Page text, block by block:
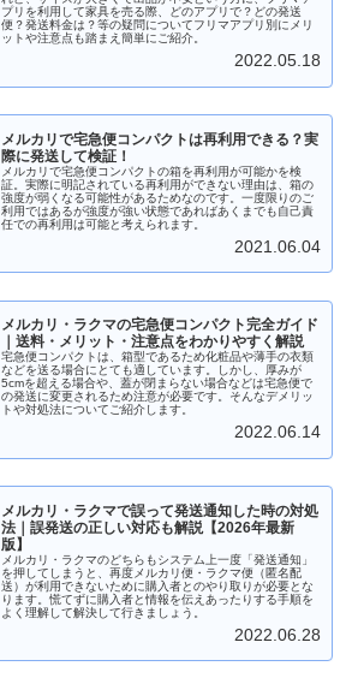
プリを利用して家具を売る際、どのアプリで？どの発送
便？発送料金は？等の疑問についてフリマアプリ別にメリ
ットや注意点も踏まえ簡単にご紹介。
2022.05.18
メルカリで宅急便コンパクトは再利用できる？実
際に発送して検証！
メルカリで宅急便コンパクトの箱を再利用が可能かを検
証。実際に明記されている再利用ができない理由は、箱の
強度が弱くなる可能性があるためなのです。一度限りのご
利用ではあるが強度が強い状態であればあくまでも自己責
任での再利用は可能と考えられます。
2021.06.04
メルカリ・ラクマの宅急便コンパクト完全ガイド
｜送料・メリット・注意点をわかりやすく解説
宅急便コンパクトは、箱型であるため化粧品や薄手の衣類
などを送る場合にとても適しています。しかし、厚みが
5cmを超える場合や、蓋が閉まらない場合などは宅急便で
の発送に変更されるため注意が必要です。そんなデメリッ
トや対処法についてご紹介します。
2022.06.14
メルカリ・ラクマで誤って発送通知した時の対処
法｜誤発送の正しい対応も解説【2026年最新
版】
メルカリ・ラクマのどちらもシステム上一度「発送通知」
を押してしまうと、再度メルカリ便・ラクマ便（匿名配
送）が利用できないために購入者とのやり取りが必要とな
ります。慌てずに購入者と情報を伝えあったりする手順を
よく理解して解決して行きましょう。
2022.06.28